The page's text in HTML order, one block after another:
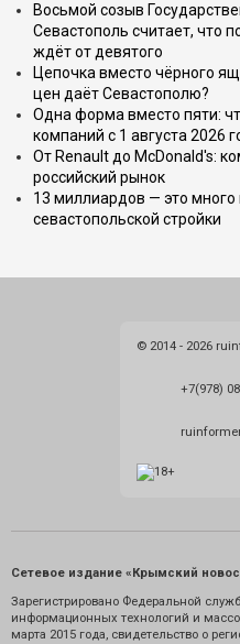
Восьмой созыв
Севастополь считает, что
ждёт от девятого
Цепочка вместо чёрного
цен даёт Севастополю?
Одна форма вместо пяти:
компаний с 1 августа 2026
От Renault до McDonald's:
российский рынок
13 миллиардов — это много
севастопольской стройки
© 2014 - 2026
+7(978)
Сетевое издание «Крымский
Зарегистрировано Федеральной
информационных технологий и
марта 2015 года, свидетельство о